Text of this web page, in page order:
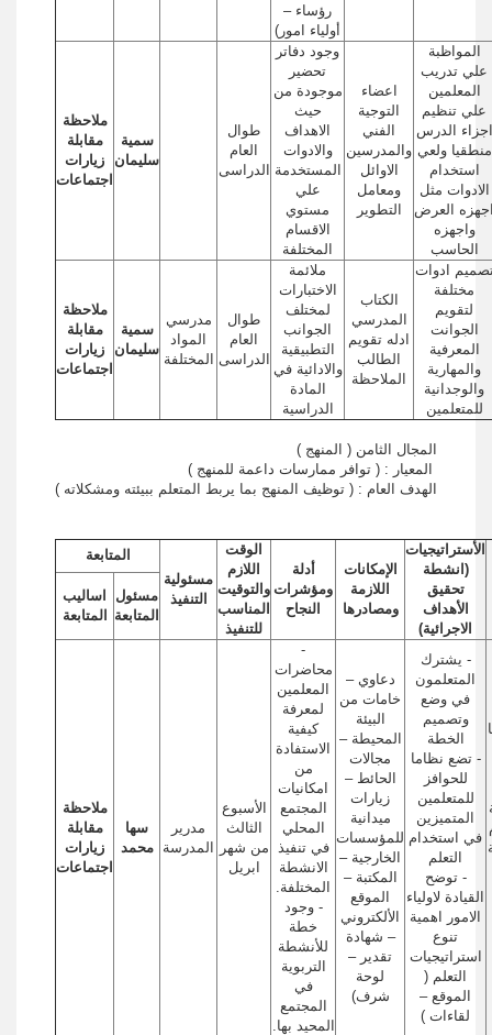
رؤساء –
أولياء امور)
المواظبة
علي تدريب
المعلمين
علي تنظيم
اجزاء الدرس
منطقيا ولعي
استخدام
الادوات مثل
العرض
واجهزه
الحاسب
اعضاء
التوجية
الفني
والمدرسين
الاوائل
ومعامل
التطوير
وجود دفاتر
تحضير
موجودة من
حيث
الاهداف
والادوات
المستخدمة
علي
مستوي
الاقسام
المختلفة
طوال
العام
الدراسى
سمية
سليمان
ملاحظة
مقابلة
زيارات
اجتماعات
ادوات
مختلفة
لتقويم
الجوانت
المعرفية
والمهارية
والوجدانية
للمتعلمين
الكتاب
المدرسي
ادله تقويم
الطالب
الملاحظة
ملائمة
الاختبارات
لمختلف
الجوانب
التطبيقية
والادائية في
المادة
الدراسية
طوال
العام
الدراسى
مدرسي
المواد
المختلفة
سمية
سليمان
ملاحظة
مقابلة
زيارات
اجتماعات
المجال الثامن ( المنهج )
المعيار : ( توافر ممارسات داعمة للمنهج )
الهدف العام : ( توظيف المنهج بما يربط المتعلم ببيئته ومشكلاته )
الأستراتيجيات
(انشطة
تحقيق
الأهداف
الاجرائية)
الإمكانات
اللازمة
ومصادرها
أدلة
ومؤشرات
النجاح
الوقت
اللازم
والتوقيت
المناسب
للتنفيذ
مسئولية
التنفيذ
المتابعة
مسئول
المتابعة
اساليب
المتابعة
- يشترك
المتعلمون
في وضع
وتصميم
الخطة
- تضع نظاما
للحوافز
للمتعلمين
المتميزين
في استخدام
التعلم
- توضح
القيادة لاولياء
الامور اهمية
تنوع
استراتيجيات
التعلم (
الموقع –
لقاءات )
دعاوي –
خامات من
البيئة
المحيطة –
مجالات
الحائط –
زيارات
ميدانية
للمؤسسات
الخارجية –
المكتبة –
الموقع
الألكتروني
– شهادة
تقدير –
لوحة
شرف)
-
محاضرات
المعلمين
لمعرفة
كيفية
الاستفادة
من
امكانيات
المجتمع
المحلي
في تنفيذ
الانشطة
المختلفة.
- وجود
خطة
للأنشطة
التربوية
في
المجتمع
المحيد بها.
الأسبوع
الثالث
من شهر
ابريل
مدرير
المدرسة
سها
محمد
ملاحظة
مقابلة
زيارات
اجتماعات